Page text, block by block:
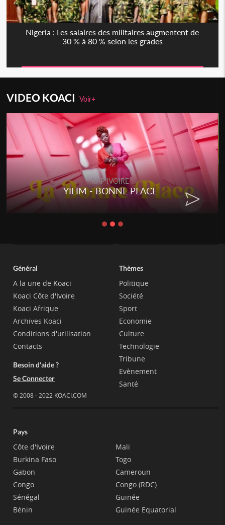
Nigeria : Les salaires des militaires augmentent de
30 % à 80 % selon les grades
VIDEO KOACIVoir+
RAP IVOIRE
YILIM - BONNE PLACE
Général
A la une de Koaci
Koaci Côte d'Ivoire
Koaci Afrique
Archives Koaci
Conditions d'utilisation
Contacts
Besoin d'aide ?
Se Connecter
© 2008 - 2022 KOACI.COM
Thèmes
Politique
Société
Sport
Economie
Culture
Technologie
Tribune
Evènement
Santé
Pays
Côte d'Ivoire
Burkina Faso
Gabon
Congo
Sénégal
Bénin
Mali
Togo
Cameroun
Congo (RDC)
Guinée
Guinée Equatorial